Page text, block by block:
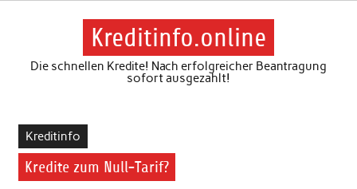
Skip
Kreditinfo.online
Die schnellen Kredite! Nach erfolgreicher Beantragung
sofort ausgezahlt!
Kreditinfo
Kredite zum Null-Tarif?